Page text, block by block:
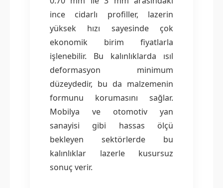
ince cidarlı profiller, lazerin
yüksek hızı sayesinde çok
ekonomik birim fiyatlarla
işlenebilir. Bu kalınlıklarda ısıl
deformasyon minimum
düzeydedir, bu da malzemenin
formunu korumasını sağlar.
Mobilya ve otomotiv yan
sanayisi gibi hassas ölçü
bekleyen sektörlerde bu
kalınlıklar lazerle kusursuz
sonuç verir.